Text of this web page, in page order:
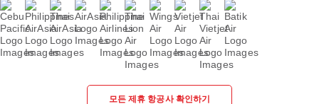
모든 제휴 항공사 확인하기